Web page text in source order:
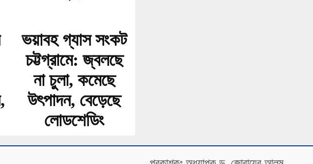
ভয়াবহ গ্যাস সংকট
চট্টগ্রামে: জ্বলছে
না চুলা, কমেছে
উৎপাদন, বেড়েছে
লোডশেডিং